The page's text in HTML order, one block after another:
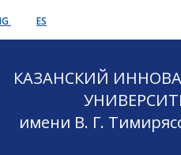
ES
КАЗАНСКИЙ
имени В. Г.